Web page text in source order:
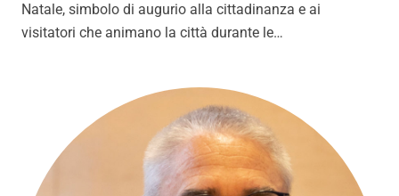
Natale, simbolo di augurio alla cittadinanza e ai
visitatori che animano la città durante le…